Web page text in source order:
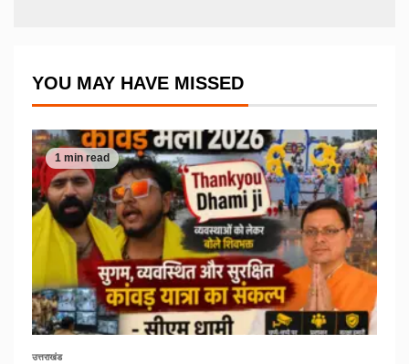
YOU MAY HAVE MISSED
1 min read
उत्तराखंड